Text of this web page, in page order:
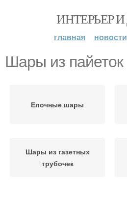
ИНТЕРЬЕР
главная новости
Шары из пайеток
Елочные шары
Шары из газетных
трубочек